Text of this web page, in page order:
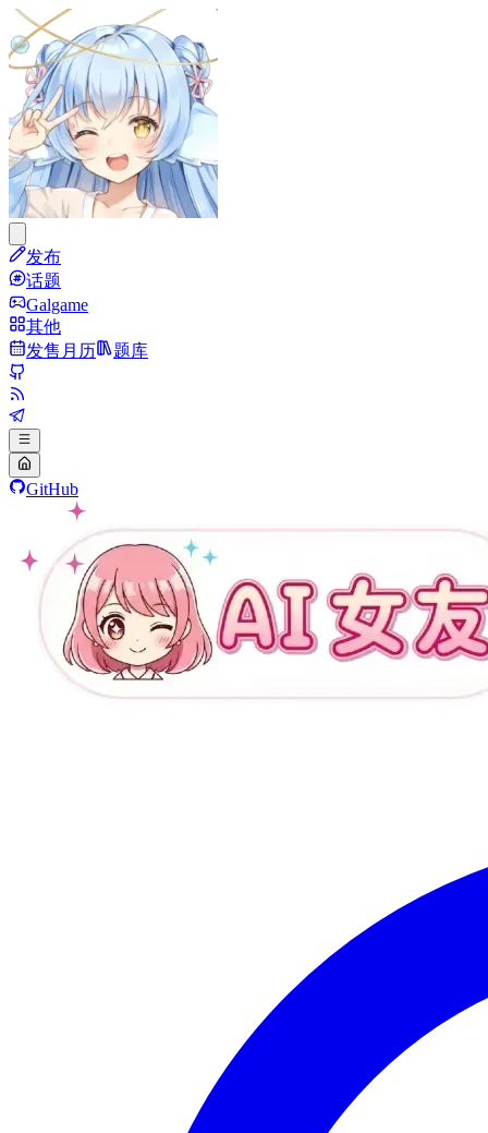
发布
话题
Galgame
其他
发售月历
题库
GitHub